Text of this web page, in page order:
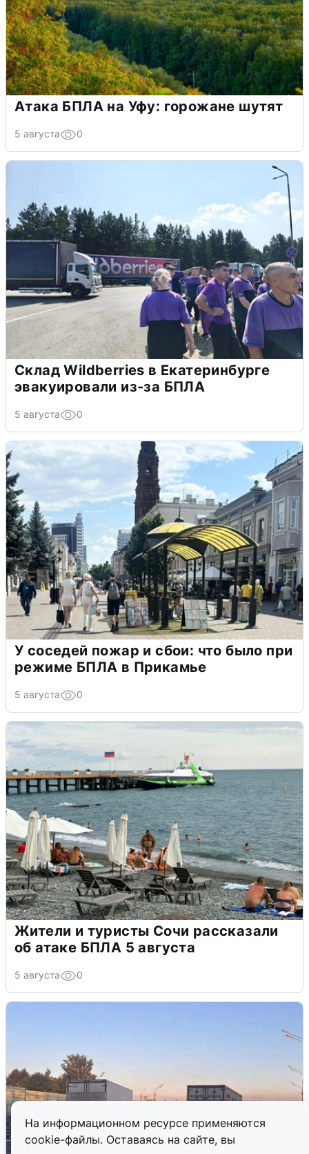
На информационном ресурсе применяются
cookie-файлы. Оставаясь на сайте, вы
Атака БПЛА на Уфу: горожане шутят
5 августа 0
Склад Wildberries в Екатеринбурге
эвакуировали из-за БПЛА
5 августа 0
У соседей пожар и сбои: что было при
режиме БПЛА в Прикамье
5 августа 0
Жители и туристы Сочи рассказали
об атаке БПЛА 5 августа
5 августа 0